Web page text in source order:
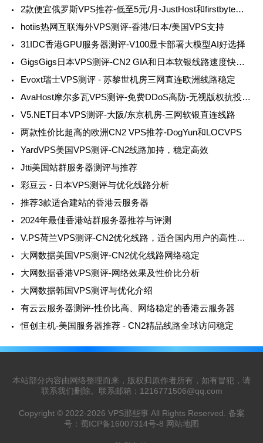
2款便宜俄罗斯VPS推荐-低至5元/月-JustHost和firstbyte性价比测评
hotiis热网互联海外VPS测评-香港/日本/美国VPS支持
31IDC香港GPU服务器测评-V100显卡部署大模型AI好选择
GigsGigs日本VPS测评-CN2 GIA和日本软银线路速度快价格低
Evoxt瑞士VPS测评 - 苏黎世机房三网直连欧洲线路稳定
AvaHost摩尔多瓦VPS测评-免费DDoS高防-无视版权抗投诉-稳定速度快
V5.NET日本VPS测评-大阪/东京机房-三网软银直连线路
两款性价比超高的欧洲CN2 VPS推荐-DogYun和LOCVPS
YardVPS美国VPS测评-CN2线路加持，稳定高效
Jtti美国站群服务器测评与推荐
彩豆云 - 日本VPS测评与优化线路分析
推荐3款适合建站的香港云服务器
2024年最佳香港站群服务器推荐与评测
V.PS荷兰VPS测评-CN2优化线路，适合国内用户的高性价比选择
大网数据美国VPS测评-CN2优化线路网络稳定
大网数据香港VPS测评-网络效果及性价比分析
大网数据韩国VPS测评与优化介绍
有云云服务器测评-性价比高、网络稳定的香港云服务器
恒创主机-美国服务器推荐 - CN2精品线路全球访问稳定
本站部分内容由网络整理而来，版权归原作者所有，如有冒犯，请
联系我们删除。联系邮箱： 1216771506@qq.com
Copyright © 2022-2026 VPS那些事 All Rights Reserved. 备案
号： 蜀ICP备16007314号-8 网站地图